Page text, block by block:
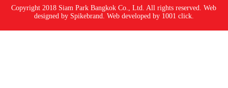
Copyright 2018 Siam Park Bangkok Co., Ltd. All rights reserved. Web
designed by Spikebrand. Web developed by 1001 click.